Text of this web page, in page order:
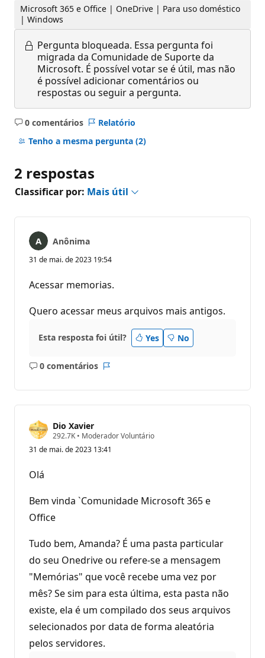
Microsoft 365 e Office | OneDrive | Para uso doméstico
| Windows
Pergunta bloqueada. Essa pergunta foi
migrada da Comunidade de Suporte da
Microsoft. É possível votar se é útil, mas não
é possível adicionar comentários ou
respostas ou seguir a pergunta.
0 comentários
Sem
comentários
Relatório
Tenho a mesma pergunta (2)
2 respostas
Classificar por: Mais útil
Anônima
31 de mai. de 2023 19:54
Acessar memorias.
Quero acessar meus arquivos mais antigos.
Esta resposta foi útil? Yes No
0 comentários
Sem
Dio Xavier
292.7K P
n
e
ç
o
• Moderador Voluntário
31 de mai. de 2023 13:41
Olá
Bem vinda `Comunidade Microsoft 365 e
Office
Tudo bem, Amanda? É uma pasta particular
do seu Onedrive ou refere-se a mensagem
"Memórias" que você recebe uma vez por
mês? Se sim para esta última, esta pasta não
existe, ela é um compilado dos seus arquivos
selecionados por data de forma aleatória
pelos servidores.